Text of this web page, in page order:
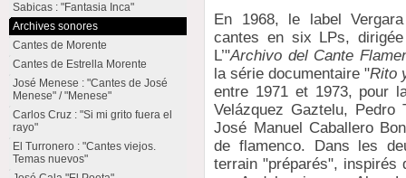
En 1968, le label
cantes en six LPs,
L’"Archivo del Cante
la série documentaire "Rito
entre 1971 et 1973, pour
Velázquez Gaztelu,
José Manuel Caballero
de flamenco. Dans les
terrain "préparés", inspirés
Sabicas : "Fantasia Inca"
Archives sonores
Cantes de Morente
Cantes de Estrella Morente
José Menese : "Cantes de José
Menese" / "Menese"
Carlos Cruz : "Si mi grito fuera el
rayo"
El Turronero : "Cantes viejos.
Temas nuevos"